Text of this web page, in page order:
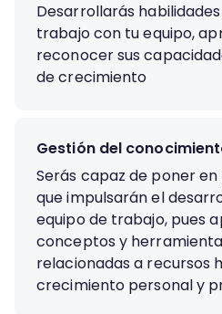
Desarrollarás
trabajo con tu equipo,
reconocer sus
de crecimiento
Gestión del
Serás capaz de poner
que impulsarán el
equipo de trabajo, pues
conceptos y
relacionadas a recursos
crecimiento personal y